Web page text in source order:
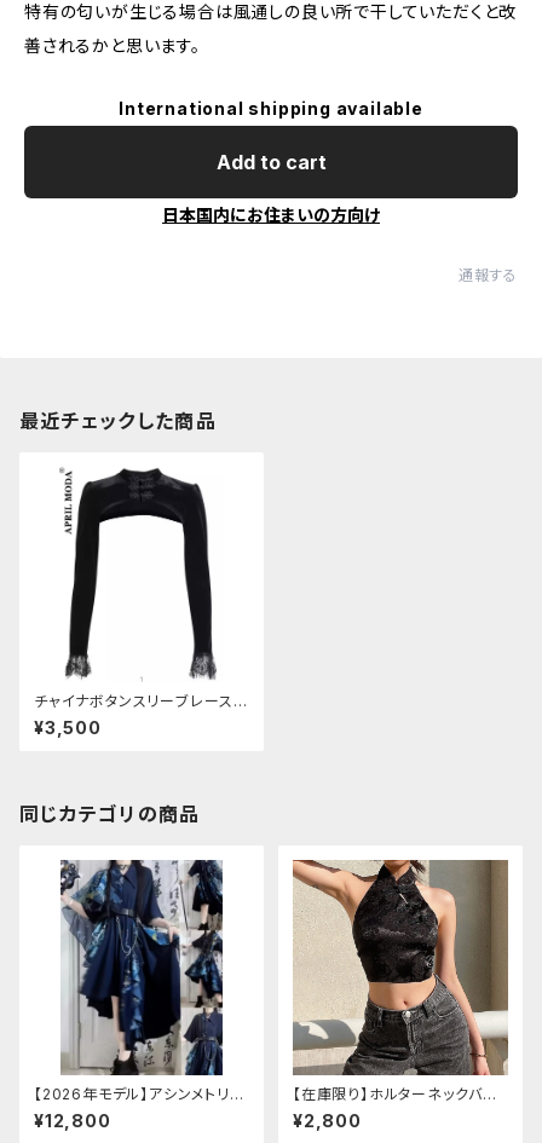
特有の匂いが生じる場合は風通しの良い所で干していただくと改
善されるかと思います。
International shipping available
Add to cart
日本国内にお住まいの方向け
通報する
最近チェックした商品
チャイナボタンスリーブレースシ
ョートボレロ
¥3,500
同じカテゴリの商品
【2026年モデル】アシンメトリー
チャイナ改良ドレス
¥12,800
【在庫限り】ホルターネックバッ
クリボンチャイナシャツ
¥2,800